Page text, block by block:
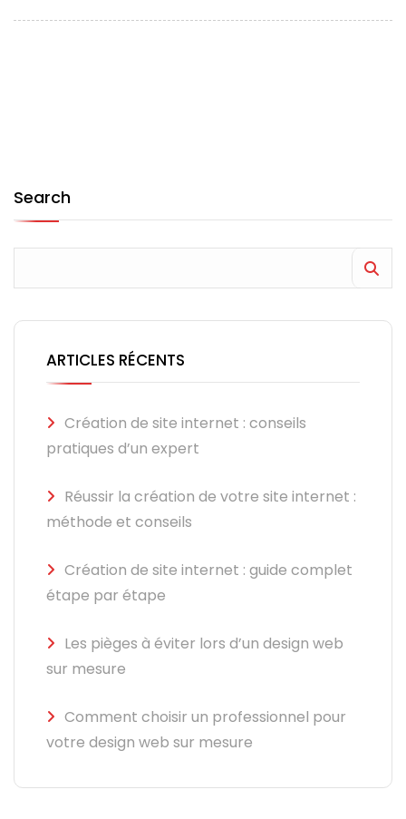
Search
ARTICLES RÉCENTS
Création de site internet : conseils
pratiques d’un expert
Réussir la création de votre site internet :
méthode et conseils
Création de site internet : guide complet
étape par étape
Les pièges à éviter lors d’un design web
sur mesure
Comment choisir un professionnel pour
votre design web sur mesure